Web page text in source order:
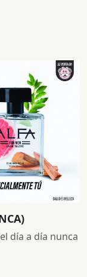
día a día nunca